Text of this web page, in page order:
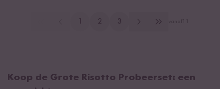
2 3
Koop de Grote Risotto Probeerset: een